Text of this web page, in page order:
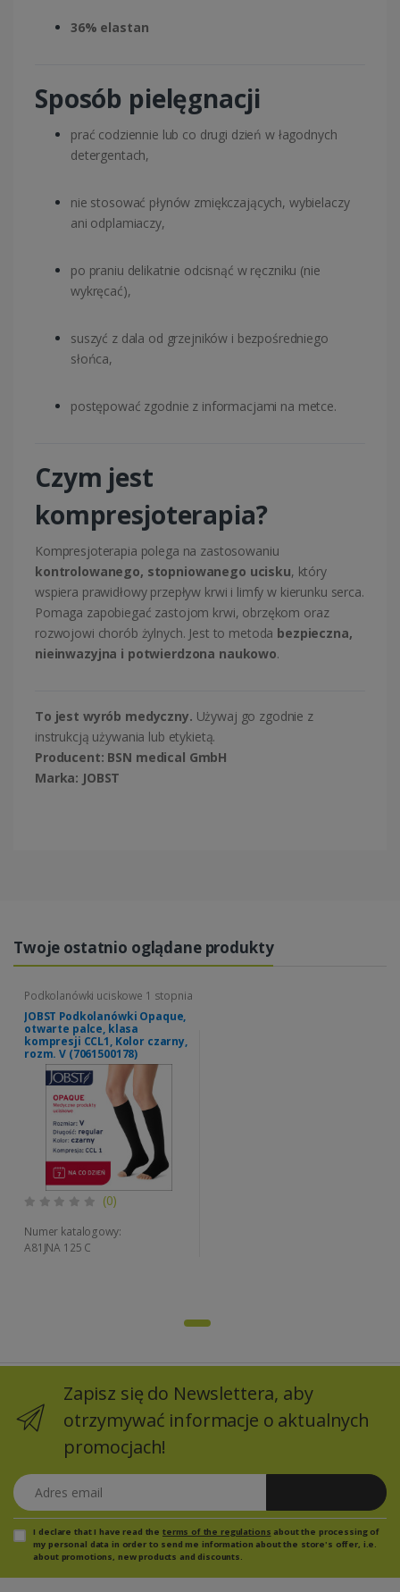
36% elastan
Sposób pielęgnacji
prać codziennie lub co drugi dzień w łagodnych
detergentach,
nie stosować płynów zmiękczających, wybielaczy
ani odplamiaczy,
po praniu delikatnie odcisnąć w ręczniku (nie
wykręcać),
suszyć z dala od grzejników i bezpośredniego
słońca,
postępować zgodnie z informacjami na metce.
Czym jest
kompresjoterapia?
Kompresjoterapia polega na zastosowaniu
kontrolowanego, stopniowanego ucisku, który
wspiera prawidłowy przepływ krwi i limfy w kierunku serca.
Pomaga zapobiegać zastojom krwi, obrzękom oraz
rozwojowi chorób żylnych. Jest to metoda bezpieczna,
nieinwazyjna i potwierdzona naukowo.
To jest wyrób medyczny. Używaj go zgodnie z
instrukcją używania lub etykietą.
Producent: BSN medical GmbH
Marka: JOBST
Twoje ostatnio oglądane produkty
Podkolanówki uciskowe 1 stopnia
JOBST Podkolanówki Opaque,
otwarte palce, klasa
kompresji CCL1, Kolor czarny,
rozm. V (7061500178)
(0)
Numer katalogowy:
A81JNA 125 C
Zapisz się do Newslettera, aby
otrzymywać informacje o aktualnych
promocjach!
Adres email
I declare that I have read the terms of the regulations about the processing of
my personal data in order to send me information about the store's offer, i.e.
about promotions, new products and discounts.